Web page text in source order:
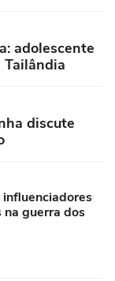
adolescente
discute
influenciadores
na guerra dos